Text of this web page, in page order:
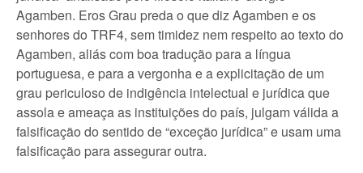
Agamben. Eros Grau preda o que diz Agamben e os
senhores do TRF4, sem timidez nem respeito ao texto do
Agamben, aliás com boa tradução para a língua
portuguesa, e para a vergonha e a explicitação de um
grau periculoso de indigência intelectual e jurídica que
assola e ameaça as instituições do país, julgam válida a
falsificação do sentido de “exceção jurídica” e usam uma
falsificação para assegurar outra.